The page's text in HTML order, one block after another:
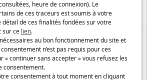
heure de connexion). Le
de ces traceurs est soumis à votre
détail de ces finalités fondées sur votre
sur ce lien.
au bon fonctionnement du site et
n’est pas requis pour ces
« continuer sans accepter » vous refusez les
consentement.
consentement à tout moment en cliquant